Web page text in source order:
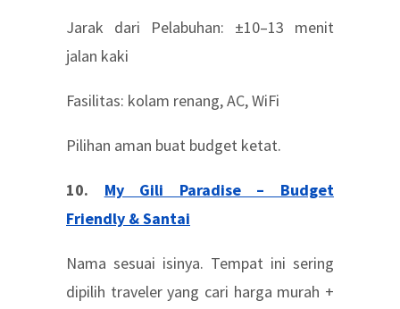
Jarak dari Pelabuhan: ±10–13 menit
jalan kaki
Fasilitas: kolam renang, AC, WiFi
Pilihan aman buat budget ketat.
10. My Gili Paradise – Budget
Friendly & Santai
Nama sesuai isinya. Tempat ini sering
dipilih traveler yang cari harga murah +